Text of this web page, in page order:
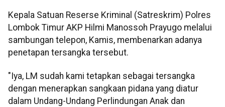
Kepala Satuan Reserse Kriminal (Satreskrim) Polres
Lombok Timur AKP Hilmi Manossoh Prayugo melalui
sambungan telepon, Kamis, membenarkan adanya
penetapan tersangka tersebut.
"Iya, LM sudah kami tetapkan sebagai tersangka
dengan menerapkan sangkaan pidana yang diatur
dalam Undang-Undang Perlindungan Anak dan